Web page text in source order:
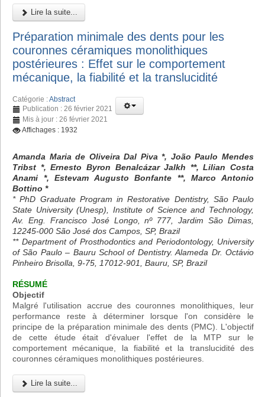
Lire la suite...
Préparation minimale des dents pour les
couronnes céramiques monolithiques
postérieures : Effet sur le comportement
mécanique, la fiabilité et la translucidité
Catégorie :Abstract
Publication : 26 février 2021
Mis à jour : 26 février 2021
Affichages : 1932
Amanda Maria de Oliveira Dal Piva *, João Paulo Mendes
Tribst *, Ernesto Byron Benalcázar Jalkh **, Lilian Costa
Anami *, Estevam Augusto Bonfante **, Marco Antonio
Bottino *
* PhD Graduate Program in Restorative Dentistry, São Paulo
State University (Unesp), Institute of Science and Technology,
Av. Eng. Francisco José Longo, nº 777, Jardim São Dimas,
12245-000 São José dos Campos, SP, Brazil
** Department of Prosthodontics and Periodontology, University
of São Paulo – Bauru School of Dentistry. Alameda Dr. Octávio
Pinheiro Brisolla, 9-75, 17012-901, Bauru, SP, Brazil
RÉSUMÉ
Objectif
Malgré l'utilisation accrue des couronnes monolithiques, leur
performance reste à déterminer lorsque l'on considère le
principe de la préparation minimale des dents (PMC). L'objectif
de cette étude était d'évaluer l'effet de la MTP sur le
comportement mécanique, la fiabilité et la translucidité des
couronnes céramiques monolithiques postérieures.
Lire la suite...